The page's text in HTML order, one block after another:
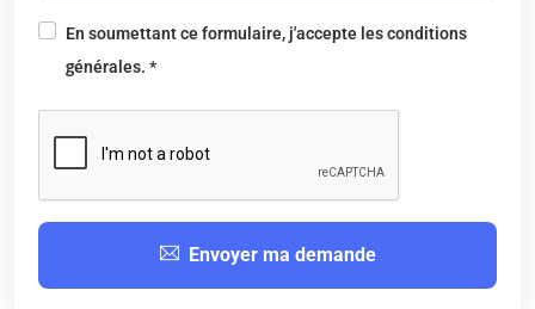
En soumettant ce formulaire, j'accepte les conditions
générales. *
Envoyer ma demande